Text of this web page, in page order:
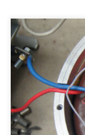
O PROJEKTU